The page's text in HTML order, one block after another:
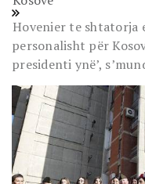
Hovenier te shtatorja
personalisht për
presidenti ynë’,